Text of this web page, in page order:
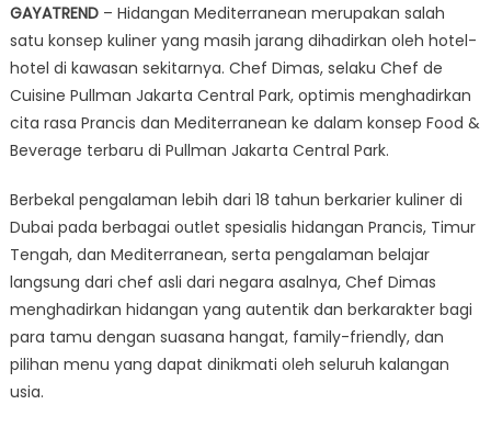
GAYATREND– Hidangan Mediterranean merupakan salah
satu konsep kuliner yang masih jarang dihadirkan oleh hotel-
hotel di kawasan sekitarnya. Chef Dimas, selaku Chef de
Cuisine Pullman Jakarta Central Park, optimis menghadirkan
cita rasa Prancis dan Mediterranean ke dalam konsep Food &
Beverage terbaru di Pullman Jakarta Central Park.
Berbekal pengalaman lebih dari 18 tahun berkarier kuliner di
Dubai pada berbagai outlet spesialis hidangan Prancis, Timur
Tengah, dan Mediterranean, serta pengalaman belajar
langsung dari chef asli dari negara asalnya, Chef Dimas
menghadirkan hidangan yang autentik dan berkarakter bagi
para tamu dengan suasana hangat, family-friendly, dan
pilihan menu yang dapat dinikmati oleh seluruh kalangan
usia.